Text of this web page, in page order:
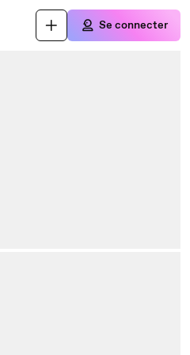
Se connecter